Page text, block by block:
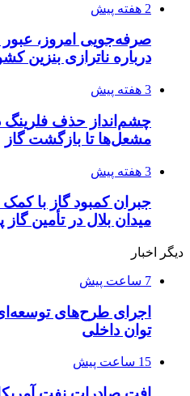
2 هفته پیش
صرفه‌جویی امروز، عبور
درباره ناترازی بنزین
3 هفته پیش
چشم‌انداز حذف فلرینگ
مشعل‌ها تا بازگشت گاز
3 هفته پیش
جبران کمبود گاز با
میدان بلال در تأمین گاز
دیگر اخبار
7 ساعت پیش
اجرای طرح‌های
توان داخلی
15 ساعت پیش